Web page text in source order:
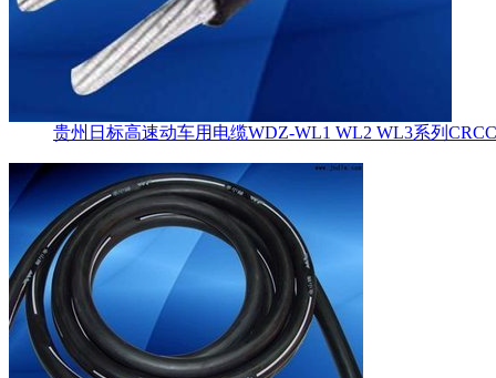
贵州日标高速动车用电缆WDZ-WL1 WL2 WL3系列